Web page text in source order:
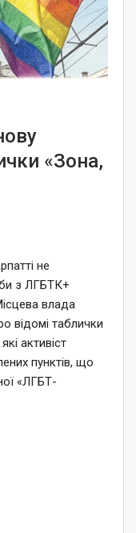
«Зона,
не
з ЛГБТК+
влада
відомі таблички
активіст
пунктів, що
«ЛГБТ-